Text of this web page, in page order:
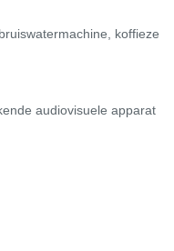
koffieze
audiovisuele apparat